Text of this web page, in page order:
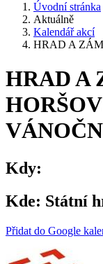
Úvodní stránka
Aktuálně
Kalendář akcí
HRAD A
HRAD A
Kdy:
Kde: Státní
Přidat do Google